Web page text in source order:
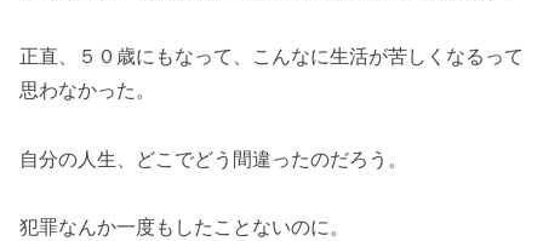
正直、５０歳にもなって、こんなに生活が苦しくなるって
思わなかった。
自分の人生、どこでどう間違ったのだろう。
犯罪なんか一度もしたことないのに。